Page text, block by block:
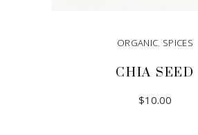
ORGANIC, SPICES
CHIA SEED
$10.00